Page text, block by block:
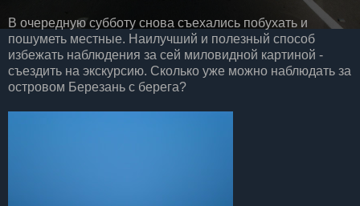
В очередную субботу снова съехались побухать и
пошуметь местные. Наилучший и полезный способ
избежать наблюдения за сей миловидной картиной -
съездить на экскурсию. Сколько уже можно наблюдать за
островом Березань с берега?